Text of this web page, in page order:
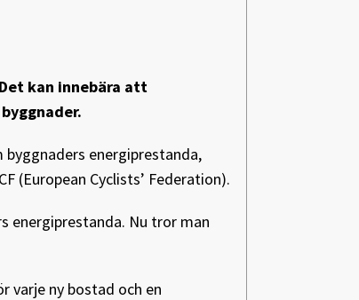
kan innebära att
energiprestanda,
(European Cyclists’ Federation).
energiprestanda. Nu tror man
varje ny bostad och en